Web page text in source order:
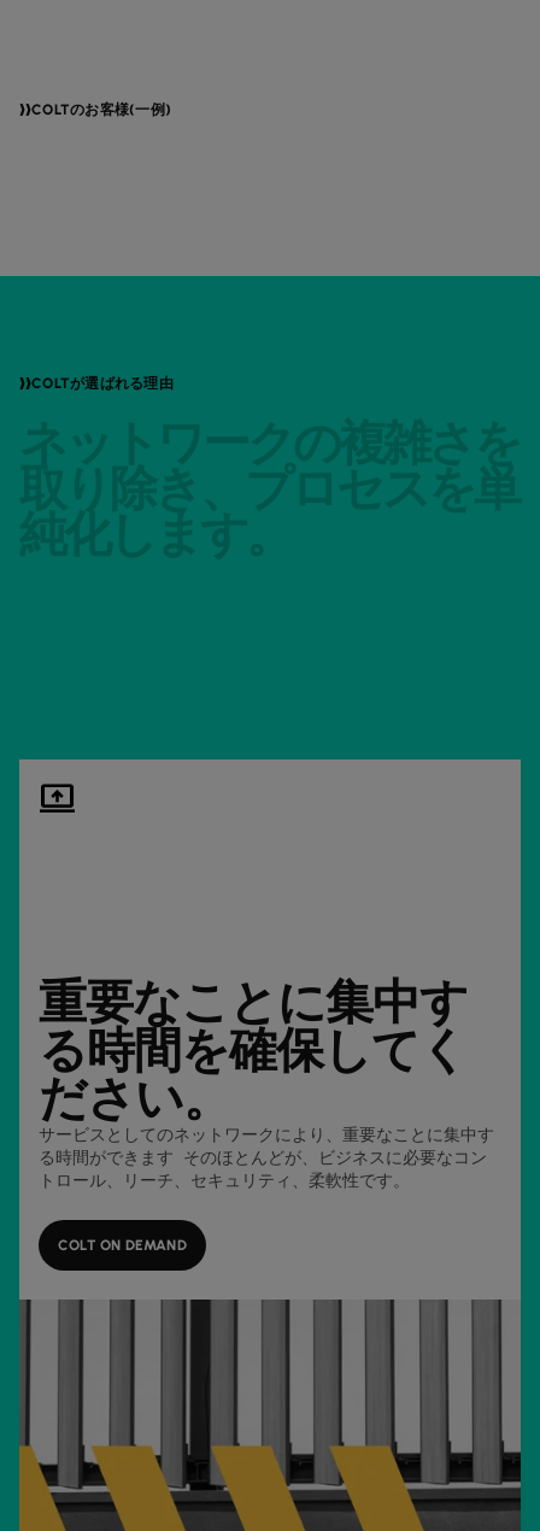
COLTのお客様(一例)
COLTが選ばれる理由
computer_arrow_up
重要なことに集中す
る時間を確保してく
ださい。
サービスとしてのネットワークにより、重要なことに集中す
る時間ができます そのほとんどが、ビジネスに必要なコン
トロール、リーチ、セキュリティ、柔軟性です。
COLT ON DEMAND